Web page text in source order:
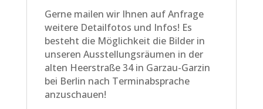
Gerne mailen wir Ihnen auf Anfrage
weitere Detailfotos und Infos! Es
besteht die Möglichkeit die Bilder in
unseren Ausstellungsräumen in der
alten Heerstraße 34 in Garzau-Garzin
bei Berlin nach Terminabsprache
anzuschauen!